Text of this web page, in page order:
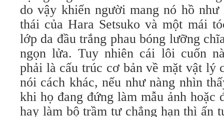
do vậy khiến người mang nó hồ như
thái của Hara Setsuko và một mái
lớp da đầu trắng phau bóng lưỡng
ngọn lửa. Tuy nhiên cái lôi cuốn
phải là cấu trúc cơ bản về mặt vật lý
nói cách khác, nếu như nàng nhìn
khi họ đang đứng làm mẫu ảnh hoặc
hay làm bộ trầm tư chẳng hạn thì ấn